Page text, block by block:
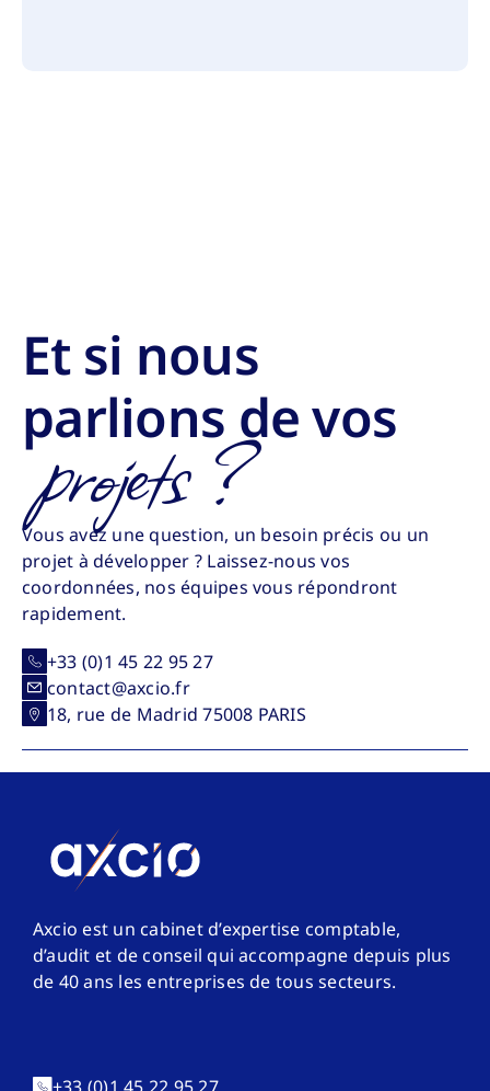
Et si nous
parlions de vos
projets ?
Vous avez une question, un besoin précis ou un
projet à développer ? Laissez-nous vos
coordonnées, nos équipes vous répondront
rapidement.
+33 (0)1 45 22 95 27
contact@axcio.fr
18, rue de Madrid 75008 PARIS
Axcio est un cabinet d’expertise comptable,
d’audit et de conseil qui accompagne depuis plus
de 40 ans les entreprises de tous secteurs.
+33 (0)1 45 22 95 27